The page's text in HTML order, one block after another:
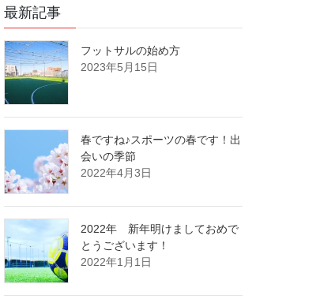
最新記事
フットサルの始め方
2023年5月15日
春ですね♪スポーツの春です！出
会いの季節
2022年4月3日
2022年 新年明けましておめで
とうございます！
2022年1月1日